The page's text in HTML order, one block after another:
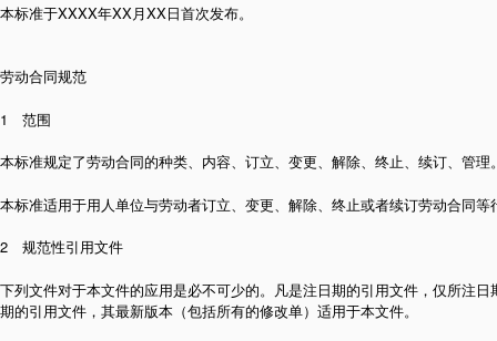
本标准于XXXX年XX月XX日首次发布。
劳动合同规范
1 范围
本标准规定了劳动合同的种类、内容、订立、变更、解除、终止、续订、管理
本标准适用于用人单位与劳动者订立、变更、解除、终止或者续订劳动合同等
2 规范性引用文件
下列文件对于本文件的应用是必不可少的。凡是注日期的引用文件，仅所注
期的引用文件，其最新版本（包括所有的修改单）适用于本文件。